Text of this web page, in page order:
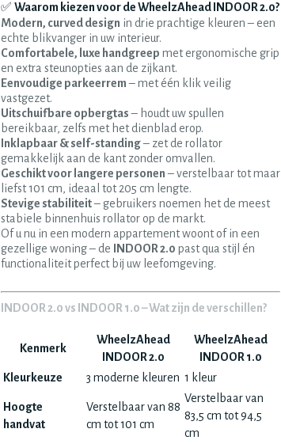
✅ Waarom kiezen voor de WheelzAhead INDOOR 2.0?
Modern, curved design in drie prachtige kleuren – een
echte blikvanger in uw interieur.
Comfortabele, luxe handgreep met ergonomische grip
en extra steunopties aan de zijkant.
Eenvoudige parkeerrem– met één klik veilig
vastgezet.
Uitschuifbare opbergtas– houdt uw spullen
bereikbaar, zelfs met het dienblad erop.
Inklapbaar & self-standing– zet de rollator
gemakkelijk aan de kant zonder omvallen.
Geschikt voor langere personen– verstelbaar tot maar
liefst 101 cm, ideaal tot 205 cm lengte.
Stevige stabiliteit– gebruikers noemen het de meest
stabiele binnenhuis rollator op de markt.
Of u nu in een modern appartement woont of in een
gezellige woning – de
INDOOR 2.0 past qua stijl én
functionaliteit perfect bij uw leefomgeving.
INDOOR 2.0 vs INDOOR 1.0 – Wat zijn de verschillen?
Kenmerk
WheelzAhead
INDOOR 2.0
WheelzAhead
INDOOR 1.0
Kleurkeuze
3 moderne kleuren 1 kleur
Hoogte
handvat
Verstelbaar van 88
cm tot 101 cm
Verstelbaar van
83,5 cm tot 94,5
cm